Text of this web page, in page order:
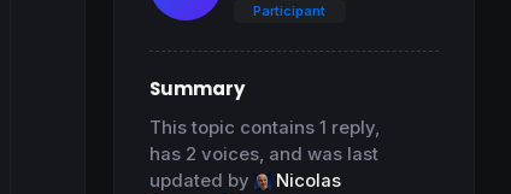
Participant
Summary
This topic contains 1 reply,
has 2 voices, and was last
updated by
Nicolas